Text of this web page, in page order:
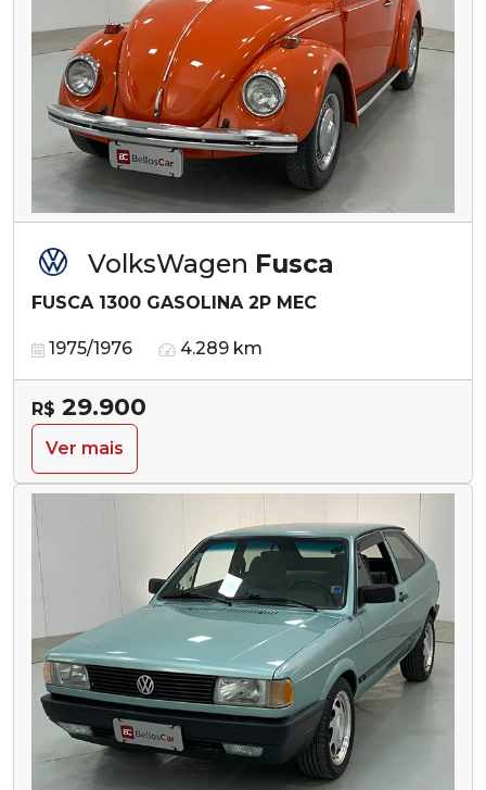
VolksWagen Fusca
FUSCA 1300 GASOLINA 2P MEC
1975/1976 4.289 km
R$ 29.900
Ver mais